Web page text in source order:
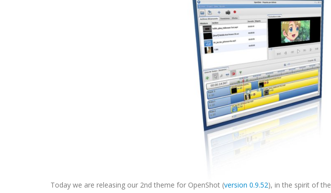
Today we are releasing our 2nd theme for OpenShot (version 0.9.52), in the spirit of the